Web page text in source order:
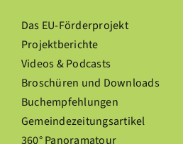
Das EU-Förderprojekt
Projektberichte
Videos & Podcasts
Broschüren und Downloads
Buchempfehlungen
Gemeindezeitungsartikel
360° Panoramatour